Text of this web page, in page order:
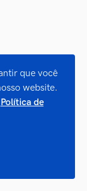
que você
website.
Política de